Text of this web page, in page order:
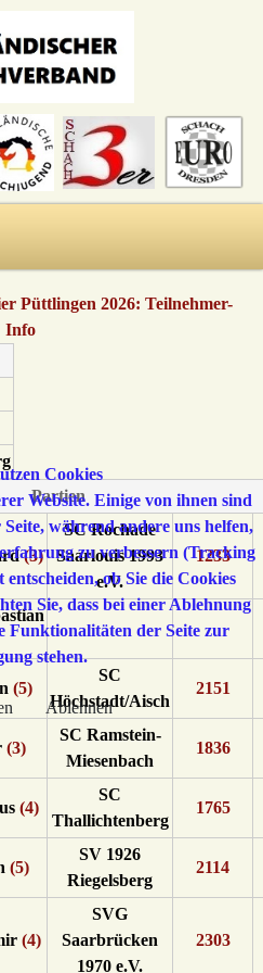
Püttlingen 2026: Teilnehmer-
Info
Partien
(3)
SC Rochade
Saarlouis 1993
e.V.
1233
(5)
SC
Höchstadt/Aisch
2151
(3)
SC Ramstein-
Miesenbach
1836
(4)
SC
Thallichtenberg
1765
(5)
SV 1926
Riegelsberg
2114
(4)
SVG
Saarbrücken
1970 e.V.
2303
Cookies
Website. Einige von ihnen sind
während andere uns helfen,
zu verbessern (Tracking
entscheiden, ob Sie die Cookies
Sie, dass bei einer Ablehnung
Funktionalitäten der Seite zur
stehen.
Ablehnen